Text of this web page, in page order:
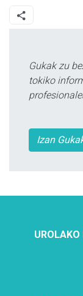
Gukak zu
tokiko
Izan